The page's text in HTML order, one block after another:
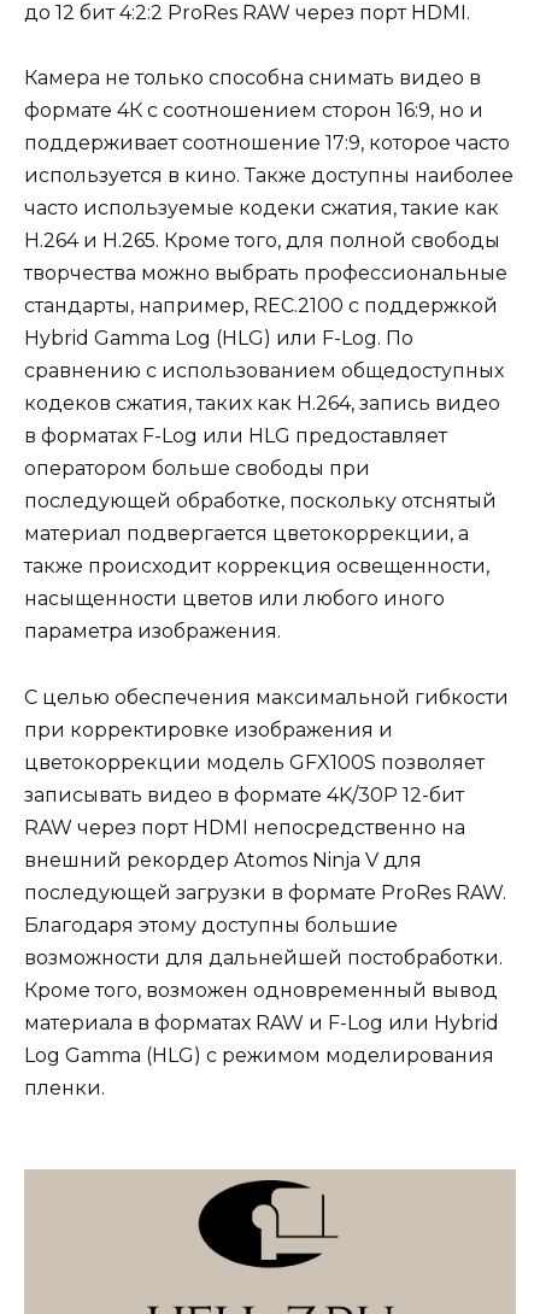
до 12 бит 4:2:2 ProRes RAW через порт HDMI.
Камера не только способна снимать видео в
формате 4К с соотношением сторон 16:9, но и
поддерживает соотношение 17:9, которое часто
используется в кино. Также доступны наиболее
часто используемые кодеки сжатия, такие как
H.264 и H.265. Кроме того, для полной свободы
творчества можно выбрать профессиональные
стандарты, например, REC.2100 с поддержкой
Hybrid Gamma Log (HLG) или F-Log. По
сравнению с использованием общедоступных
кодеков сжатия, таких как H.264, запись видео
в форматах F-Log или HLG предоставляет
оператором больше свободы при
последующей обработке, поскольку отснятый
материал подвергается цветокоррекции, а
также происходит коррекция освещенности,
насыщенности цветов или любого иного
параметра изображения.
С целью обеспечения максимальной гибкости
при корректировке изображения и
цветокоррекции модель GFX100S позволяет
записывать видео в формате 4K/30P 12-бит
RAW через порт HDMI непосредственно на
внешний рекордер Atomos Ninja V для
последующей загрузки в формате ProRes RAW.
Благодаря этому доступны большие
возможности для дальнейшей постобработки.
Кроме того, возможен одновременный вывод
материала в форматах RAW и F-Log или Hybrid
Log Gamma (HLG) с режимом моделирования
пленки.